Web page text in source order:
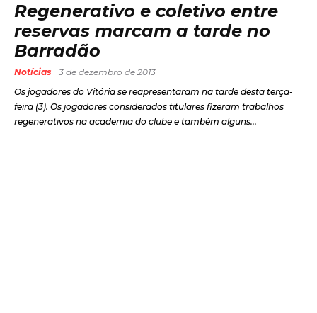
Regenerativo e coletivo entre
reservas marcam a tarde no
Barradão
Notícias
3 de dezembro de 2013
Os jogadores do Vitória se reapresentaram na tarde desta terça-
feira (3). Os jogadores considerados titulares fizeram trabalhos
regenerativos na academia do clube e também alguns...